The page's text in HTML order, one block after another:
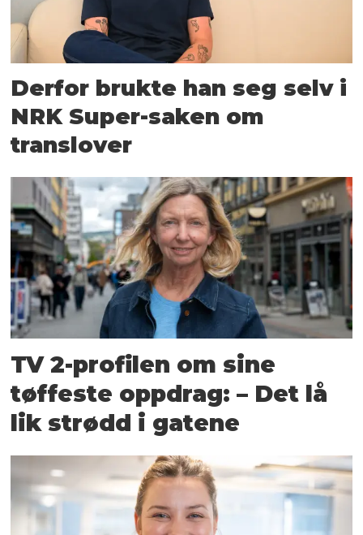
Derfor brukte han seg selv i
NRK Super-saken om
translover
TV 2-profilen om sine
tøffeste oppdrag: – Det lå
lik strødd i gatene